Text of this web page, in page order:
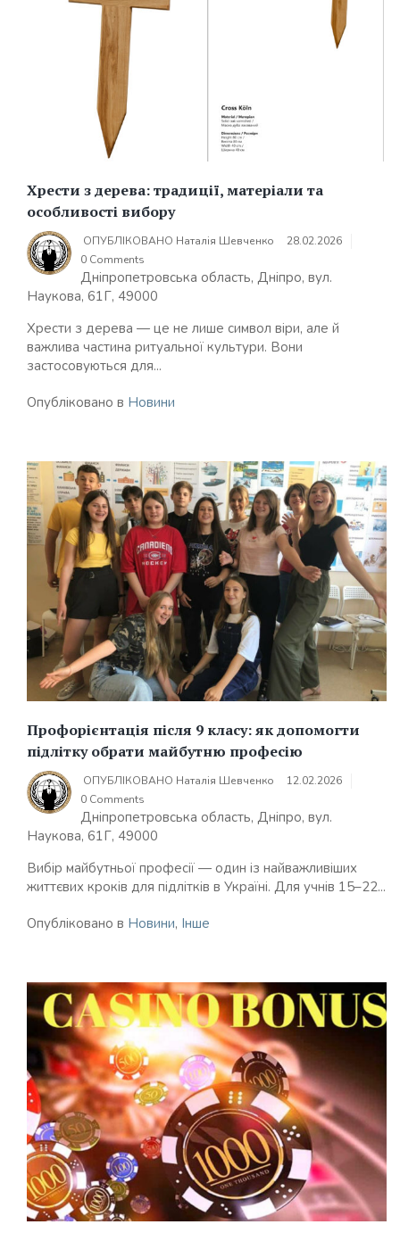
Хрести з дерева: традиції, матеріали та
особливості вибору
ОПУБЛІКОВАНО Наталія Шевченко
28.02.2026
0 Comments
Дніпропетровська область, Дніпро, вул.
Наукова, 61Г, 49000
Хрести з дерева — це не лише символ віри, але й
важлива частина ритуальної культури. Вони
застосовуються для...
Опубліковано в Новини
Профорієнтація після 9 класу: як допомогти
підлітку обрати майбутню професію
ОПУБЛІКОВАНО Наталія Шевченко
12.02.2026
0 Comments
Дніпропетровська область, Дніпро, вул.
Наукова, 61Г, 49000
Вибір майбутньої професії — один із найважливіших
життєвих кроків для підлітків в Україні. Для учнів 15–22...
Опубліковано в Новини, Інше